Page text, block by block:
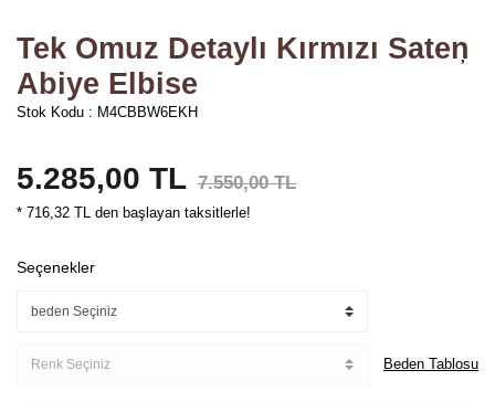
Tek Omuz Detaylı Kırmızı Saten
Abiye Elbise
Stok Kodu : M4CBBW6EKH
5.285,00 TL 7.550,00 TL
* 716,32 TL den başlayan taksitlerle!
Seçenekler
Beden Tablosu